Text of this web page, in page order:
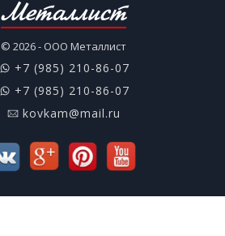
Металлист
© 2026 - ООО Металлист
+7 (985) 210-86-07
+7 (985) 210-86-07
kovkam@mail.ru